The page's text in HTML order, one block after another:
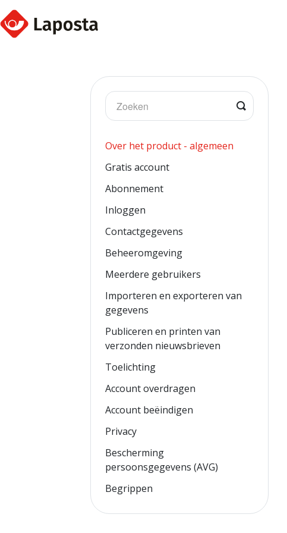
Toggle
Search
Over het product - algemeen
Gratis account
Abonnement
Inloggen
Contactgegevens
Beheeromgeving
Meerdere gebruikers
Importeren en exporteren van
gegevens
Publiceren en printen van
verzonden nieuwsbrieven
Toelichting
Account overdragen
Account beëindigen
Privacy
Bescherming
persoonsgegevens (AVG)
Begrippen